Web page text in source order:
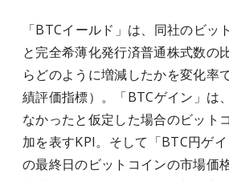
「BTCイールド」は、同社のビッ
と完全希薄化発行済普通株式数の
らどのように増減したかを変化率
績評価指標）。「BTCゲイン」は
なかったと仮定した場合のビット
加を表すKPI。そして「BTC円ゲ
の最終日のビットコインの市場価